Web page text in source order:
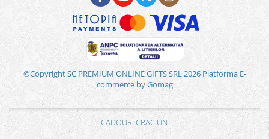
©Copyright SC PREMIUM ONLINE GIFTS SRL 2026 Platforma E-
commerce by Gomag
CADOURI CRACIUN